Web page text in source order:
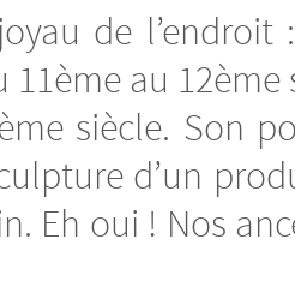
de l’endroit
au 12ème
siècle. Son
d’un
Eh oui ! Nos